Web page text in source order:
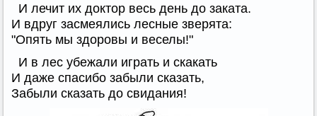
И лечит их доктор весь день до заката.
И вдруг засмеялись лесные зверята:
"Опять мы здоровы и веселы!"
И в лес убежали играть и скакать
И даже спасибо забыли сказать,
Забыли сказать до свидания!